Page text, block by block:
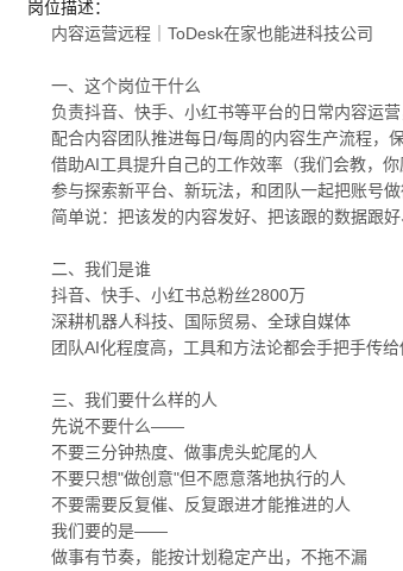
岗位描述：
内容运营远程｜ToDesk在家也能进科技公司
一、这个岗位干什么
负责抖音、快手、小红书等平台的日常内容运
配合内容团队推进每日/每周的内容生产流程，
借助AI工具提升自己的工作效率（我们会教，你
参与探索新平台、新玩法，和团队一起把账号
简单说：把该发的内容发好、把该跟的数据跟
二、我们是谁
抖音、快手、小红书总粉丝2800万
深耕机器人科技、国际贸易、全球自媒体
团队AI化程度高，工具和方法论都会手把手传给
三、我们要什么样的人
先说不要什么——
不要三分钟热度、做事虎头蛇尾的人
不要只想"做创意"但不愿意落地执行的人
不要需要反复催、反复跟进才能推进的人
我们要的是——
做事有节奏，能按计划稳定产出，不拖不漏